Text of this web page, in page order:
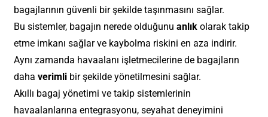
bagajlarının güvenli bir şekilde taşınmasını sağlar.
Bu sistemler, bagajın nerede olduğunu anlıkolarak takip
etme imkanı sağlar ve kaybolma riskini en aza indirir.
Aynı zamanda havaalanı işletmecilerine de bagajların
daha verimlibir şekilde yönetilmesini sağlar.
Akıllı bagaj yönetimi ve takip sistemlerinin
havaalanlarına entegrasyonu, seyahat deneyimini